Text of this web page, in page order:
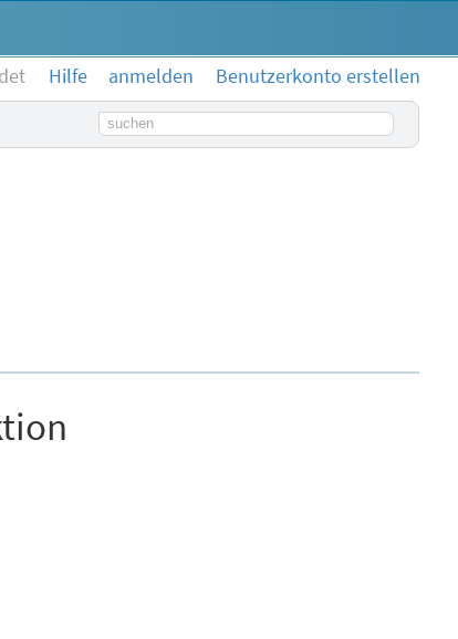
Hilfe anmelden
Benutzerkonto erstellen
Suchbegriff